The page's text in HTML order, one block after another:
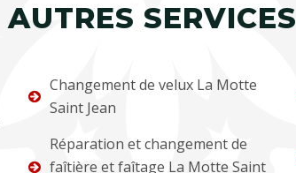
AUTRES SERVICES
Changement de velux La Motte
Saint Jean
Réparation et changement de
faîtière et faîtage La Motte Saint